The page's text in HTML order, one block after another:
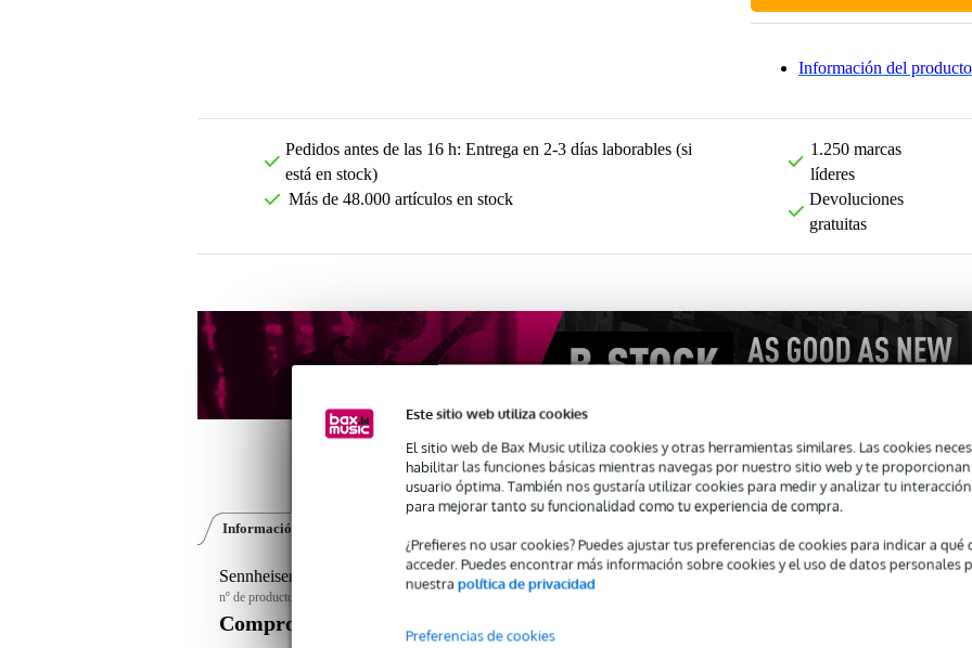
Este sitio web utiliza cookies
El sitio web de Bax Music utiliza cookies y otras herramientas similares. Las cookies
habilitar las funciones básicas mientras navegas por nuestro sitio web y te
usuario óptima. También nos gustaría utilizar cookies para medir y analizar tu
para mejorar tanto su funcionalidad como tu experiencia de compra.
¿Prefieres no usar cookies? Puedes ajustar tus preferencias de cookies para indicar a
acceder. Puedes encontrar más información sobre cookies y el uso de datos personales
nuestra política de privacidad
Preferencias de cookies
Información del producto
Pedidos antes de las 16 h: Entrega en 2-3 días laborables (si
está en stock)
Más de 48.000 artículos en stock
1.250 marcas
líderes
Devoluciones
gratuitas
Información del producto
Sennheiser MKE 2 4 Gold C Black 3-Pin Omnidirectional Lavalier Microphone
nº de producto:
Compromiso de servicio